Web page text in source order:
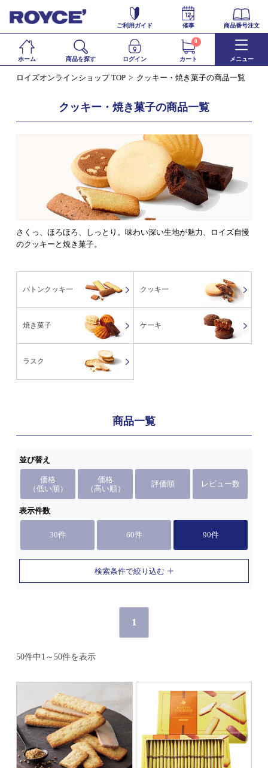
ご利用ガイド 催事 商品番号注文
ホーム 商品を探す ログイン カート
0
メニュー
ロイズオンラインショップ TOP クッキー・焼き菓子の商品一覧
クッキー・焼き菓子の商品一覧
さくっ、ほろほろ、しっとり。味わい深い生地が魅力、ロイズ自慢
のクッキーと焼き菓子。
バトンクッキー クッキー
焼き菓子 ケーキ
ラスク
商品一覧
並び替え
価格
（低い順）
価格
（高い順）
評価順 レビュー数
表示件数
30件 60件 90件
検索条件で絞り込む
1
50件中1～50件を表示